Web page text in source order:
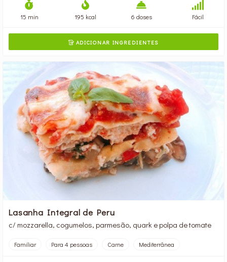
15 min 195 kcal 6 doses Fácil
ADICIONAR INGREDIENTES
Lasanha Integral de Peru
c/ mozzarella, cogumelos, parmesão, quark e polpa de tomate
Familiar Para 4 pessoas Carne Mediterrânea